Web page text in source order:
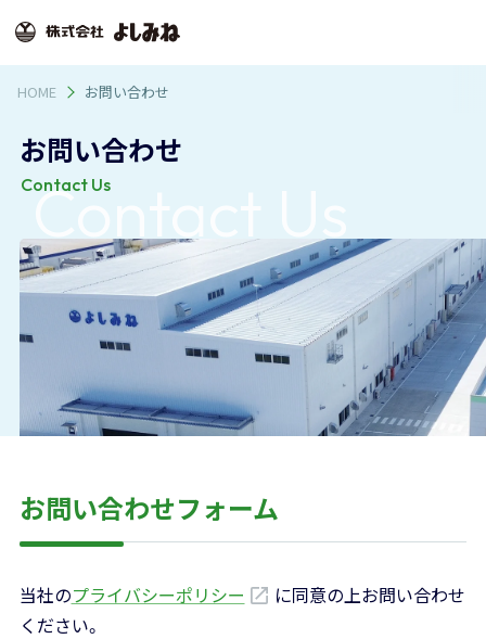
HOME お問い合わせ
お問い合わせ
Contact Us
Contact Us
お問い合わせフォーム
当社のプライバシーポリシー
に同意の上お問い合わせ
ください。